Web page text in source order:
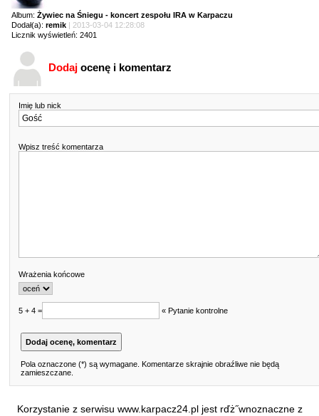
Album: Żywiec na Śniegu - koncert zespołu IRA w Karpaczu
Dodał(a): remik
| 2013-03-04 12:28:08
Licznik wyświetleń: 2401
Dodaj ocenę i komentarz
Imię lub nick
Wpisz treść komentarza
Wrażenia końcowe
5 + 4 = « Pytanie kontrolne
Pola oznaczone (*) są wymagane. Komentarze skrajnie obraźliwe nie będą
zamieszczane.
Korzystanie z serwisu www.karpacz24.pl jest rďż˝wnoznaczne z